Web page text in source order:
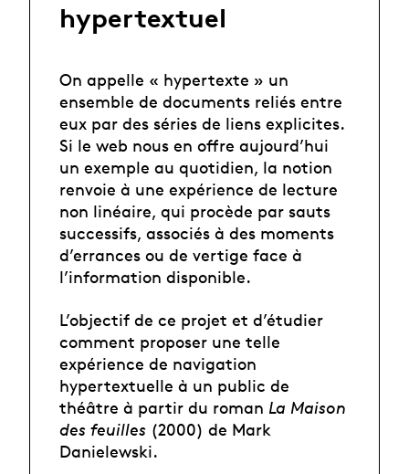
hypertextuel
On appelle « hypertexte » un
ensemble de documents reliés entre
eux par des séries de liens explicites.
Si le web nous en offre aujourd’hui
un exemple au quotidien, la notion
renvoie à une expérience de lecture
non linéaire, qui procède par sauts
successifs, associés à des moments
d’errances ou de vertige face à
l’information disponible.
L’objectif de ce projet et d’étudier
comment proposer une telle
expérience de navigation
hypertextuelle à un public de
théâtre à partir du roman La Maison
des feuilles (2000) de Mark
Danielewski.